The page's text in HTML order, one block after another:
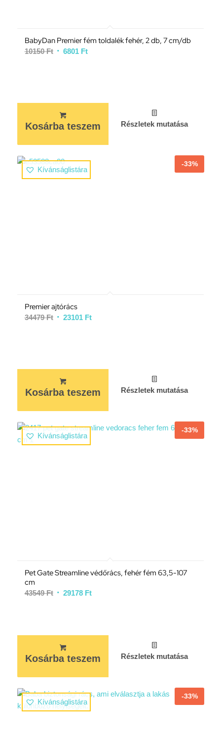
BabyDan Premier fém toldalék fehér, 2 db, 7 cm/db
10150Ft 6801 Ft
Kosárba teszem Részletek mutatása
Kívánságlistára
-33%
Premier ajtórács
34479Ft 23101 Ft
Kosárba teszem Részletek mutatása
Kívánságlistára
-33%
Pet Gate Streamline védőrács, fehér fém 63,5-107
cm
43549Ft 29178 Ft
Kosárba teszem Részletek mutatása
Kívánságlistára
-33%